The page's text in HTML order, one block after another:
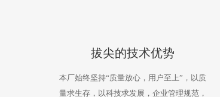
拔尖的技术优势
本厂始终坚持“质量放心，用户至上”，以质
量求生存，以科技求发展，企业管理规范，